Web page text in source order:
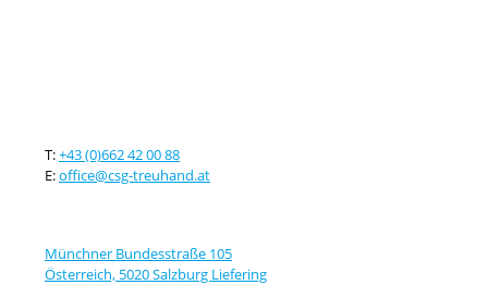
T:+43 (0)662 42 00 88
E:office@csg-treuhand.at
Münchner Bundesstraße 105
Österreich, 5020 Salzburg Liefering